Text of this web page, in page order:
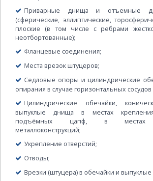
Приварные днища и отъемные
(сферические, эллиптические,
плоские (в том числе с ребрами
неотбортованные);
Фланцевые соединения;
Места врезок штуцеров;
Седловые опоры и цилиндрические
опирания в случае горизонтальных
Цилиндрические обечайки,
выпуклые днища в местах
подъёмных цапф, в местах
металлоконструкций;
Укрепление отверстий;
Отводы;
Врезки (штуцера) в обечайки и